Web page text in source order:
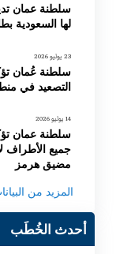
سلطنة عمان
لها السعودية
23 يوليو 2026
سلطنة عُمان
التصعيد في
14 يوليو 2026
سلطنة عمان
جميع الأطراف
مضيق هرمز
المزيد من
أحدث الخُطَب